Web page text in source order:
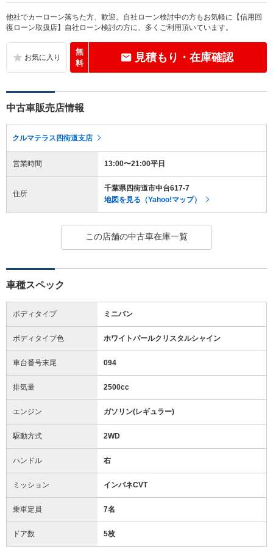
他社でカーローン落ちた方、歓迎。自社ローン検討中の方もお気軽に【信用回
復ローン取扱店】自社ローン検討の方に、多くご利用頂いています。
無
料
見積もり・在庫確認
中古車販売店情報
クルマテラス四街道支店
営業時間 13:00〜21:00平日
住所
千葉県四街道市中台617-7
地図を見る（Yahoo!マップ）
この店舗の中古車在庫一覧
車種スペック
ボディタイプ ミニバン
ボディタイプ色 ホワイトパールクリスタルシャイン
車台番号末尾 094
排気量 2500cc
エンジン ガソリン(レギュラー)
駆動方式 2WD
ハンドル 右
ミッション インパネCVT
乗車定員 7名
ドア数 5枚